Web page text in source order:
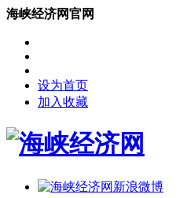
海峡经济网官网
设为首页
加入收藏